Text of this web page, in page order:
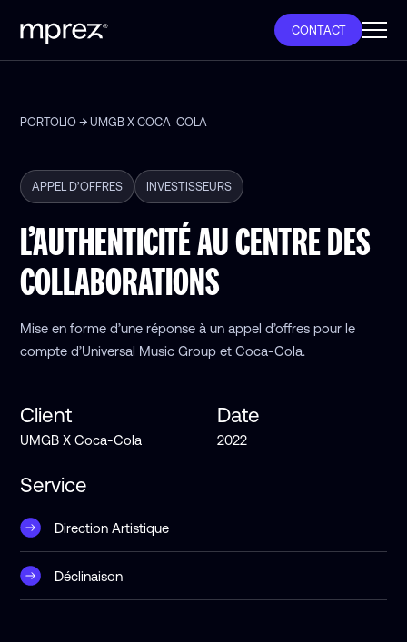
CONTACT
PORTOLIO UMGB X COCA-COLA
APPEL D’OFFRES INVESTISSEURS
L’AUTHENTICITÉ AU CENTRE DES
COLLABORATIONS
Mise en forme d’une réponse à un appel d’offres pour le
compte d’Universal Music Group et Coca-Cola.
Client
UMGB X Coca-Cola
Date
2022
Service
Direction Artistique
Déclinaison